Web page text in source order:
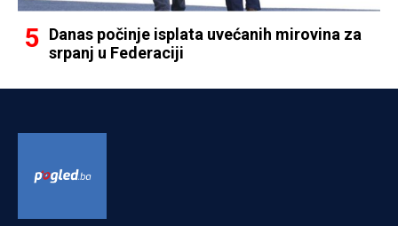
Danas počinje isplata uvećanih mirovina za
srpanj u Federaciji